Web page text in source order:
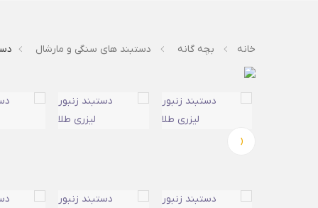
خانه بچه گانه دستبند های سنگی و مارشال
‹